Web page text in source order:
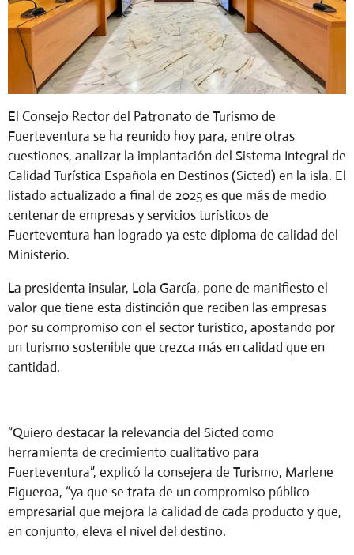
El Consejo Rector del Patronato de Turismo de
Fuerteventura se ha reunido hoy para, entre otras
cuestiones, analizar la implantación del Sistema Integral de
Calidad Turística Española en Destinos (Sicted) en la isla. El
listado actualizado a final de 2025 es que más de medio
centenar de empresas y servicios turísticos de
Fuerteventura han logrado ya este diploma de calidad del
Ministerio.
La presidenta insular, Lola García, pone de manifiesto el
valor que tiene esta distinción que reciben las empresas
por su compromiso con el sector turístico, apostando por
un turismo sostenible que crezca más en calidad que en
cantidad.
“Quiero destacar la relevancia del Sicted como
herramienta de crecimiento cualitativo para
Fuerteventura”, explicó la consejera de Turismo, Marlene
Figueroa, “ya que se trata de uncompromiso público-
empresarial que mejora la calidad de cada producto y que,
en conjunto, eleva el nivel del destino.